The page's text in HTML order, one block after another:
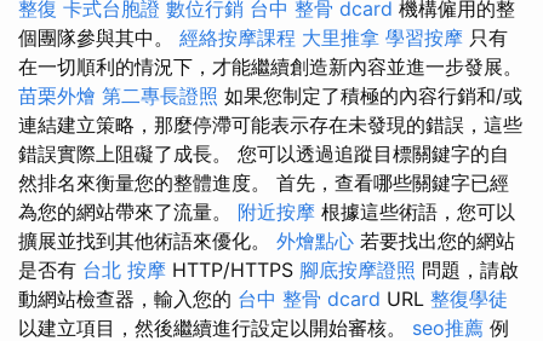
整復 卡式台胞證 數位行銷 台中 整骨 dcard 機構僱用的整
個團隊參與其中。 經絡按摩課程 大里推拿 學習按摩 只有
在一切順利的情況下，才能繼續創造新內容並進一步發展。
苗栗外燴 第二專長證照 如果您制定了積極的內容行銷和/或
連結建立策略，那麼停滯可能表示存在未發現的錯誤，這些
錯誤實際上阻礙了成長。 您可以透過追蹤目標關鍵字的自
然排名來衡量您的整體進度。 首先，查看哪些關鍵字已經
為您的網站帶來了流量。 附近按摩 根據這些術語，您可以
擴展並找到其他術語來優化。 外燴點心 若要找出您的網站
是否有 台北 按摩 HTTP/HTTPS 腳底按摩證照 問題，請啟
動網站檢查器，輸入您的 台中 整骨 dcard URL 整復學徒
以建立項目，然後繼續進行設定以開始審核。 seo推薦 例